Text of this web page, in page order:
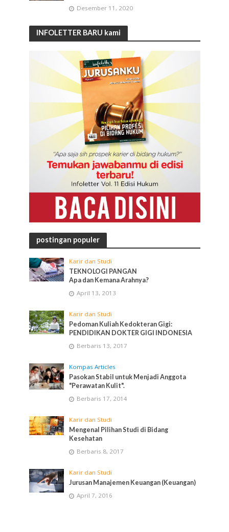
Desember 11, 2020
INFOLETTER BARU kami
postingan populer
Karir dan Studi
TEKNOLOGI PANGAN
Apa dan Kemana Arahnya?
April 13, 2013
Karir dan Studi
Pedoman Kuliah Kedokteran Gigi:
PENDIDIKAN DOKTER GIGI INDONESIA
Berbaris 13, 2017
Kompas Articles
Pasokan Stabil untuk Menjadi Anggota
"Perawatan Kulit".
Berbaris 17, 2014
Karir dan Studi
Mengenal Pilihan Studi di Bidang
Kesehatan
Berbaris 8, 2017
Karir dan Studi
Jurusan Manajemen Keuangan (Keuangan)
April 7, 2016